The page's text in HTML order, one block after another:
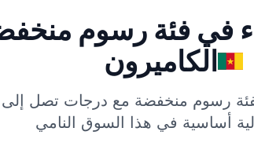
في فئة رسوم
الكاميرون
رسوم منخفضة مع درجات تصل إلى 98/100.